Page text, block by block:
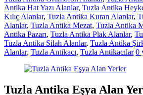
Antika Hat Yazı Alanlar, Tuzla Antika
Kılıç Alanlar, Tuzla Antika Kuran Alanlar,
Alanlar, Tuzla Antika Mezat, Tuzla Antika
Antika Pazarı, Tuzla Antika Plak Alanlar,
Tuzla Antika Silah Alanlar, Tuzla Antika
Alanlar, Tuzla Antikacı, Tuzla Antikacılar 0
Tuzla Antika Eşya Alan